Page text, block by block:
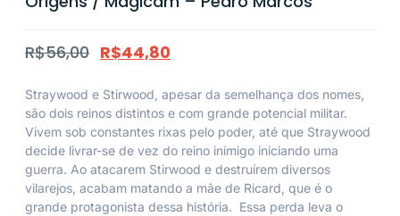
R$56,00 R$44,80
Straywood e Stirwood, apesar da semelhança dos nomes,
são dois reinos distintos e com grande potencial militar.
Vivem sob constantes rixas pelo poder, até que Straywood
decide livrar-se de vez do reino inimigo iniciando uma
guerra. Ao atacarem Stirwood e destruírem diversos
vilarejos, acabam matando a mãe de Ricard, que é o
grande protagonista dessa história. Essa perda leva o